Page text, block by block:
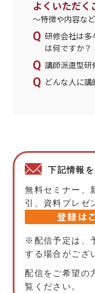
よくいただく
～特徴や内容な
研修会社は多
は何ですか？
講師派遣型研
どんな人に講
下記情報
無料セミナー、
引、資料プレゼ
※配信予定は、
する場合がござ
配信をご希望の
覧ください。